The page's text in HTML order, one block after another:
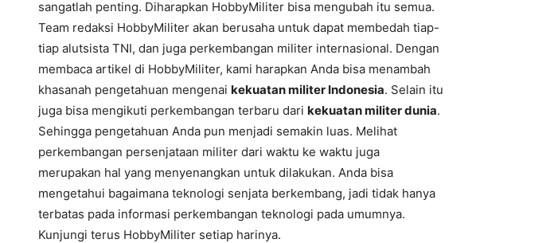
sangatlah penting. Diharapkan HobbyMiliter bisa mengubah itu semua.
Team redaksi HobbyMiliter akan berusaha untuk dapat membedah tiap-
tiap alutsista TNI, dan juga perkembangan militer internasional. Dengan
membaca artikel di HobbyMiliter, kami harapkan Anda bisa menambah
khasanah pengetahuan mengenai kekuatan militer Indonesia. Selain itu
juga bisa mengikuti perkembangan terbaru dari kekuatan militer dunia.
Sehingga pengetahuan Anda pun menjadi semakin luas. Melihat
perkembangan persenjataan militer dari waktu ke waktu juga
merupakan hal yang menyenangkan untuk dilakukan. Anda bisa
mengetahui bagaimana teknologi senjata berkembang, jadi tidak hanya
terbatas pada informasi perkembangan teknologi pada umumnya.
Kunjungi terus HobbyMiliter setiap harinya.